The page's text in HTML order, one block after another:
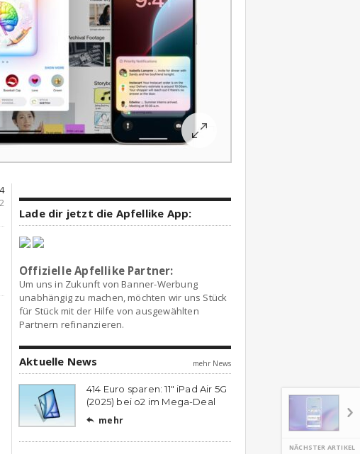
NÄCHSTER ARTIKEL
Lade dir jetzt die Apfellike App:
Offizielle Apfellike Partner:
Um uns in Zukunft von Banner-Werbung
unabhängig zu machen, möchten wir uns Stück
für Stück mit der Hilfe von ausgewählten
Partnern refinanzieren.
Aktuelle News mehr News
414 Euro sparen: 11″ iPad Air 5G
(2025) bei o2 im Mega-Deal
 mehr